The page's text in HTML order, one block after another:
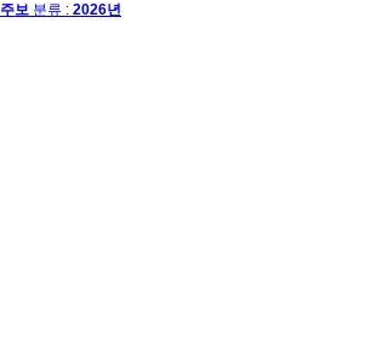
보 분류 : 2026년